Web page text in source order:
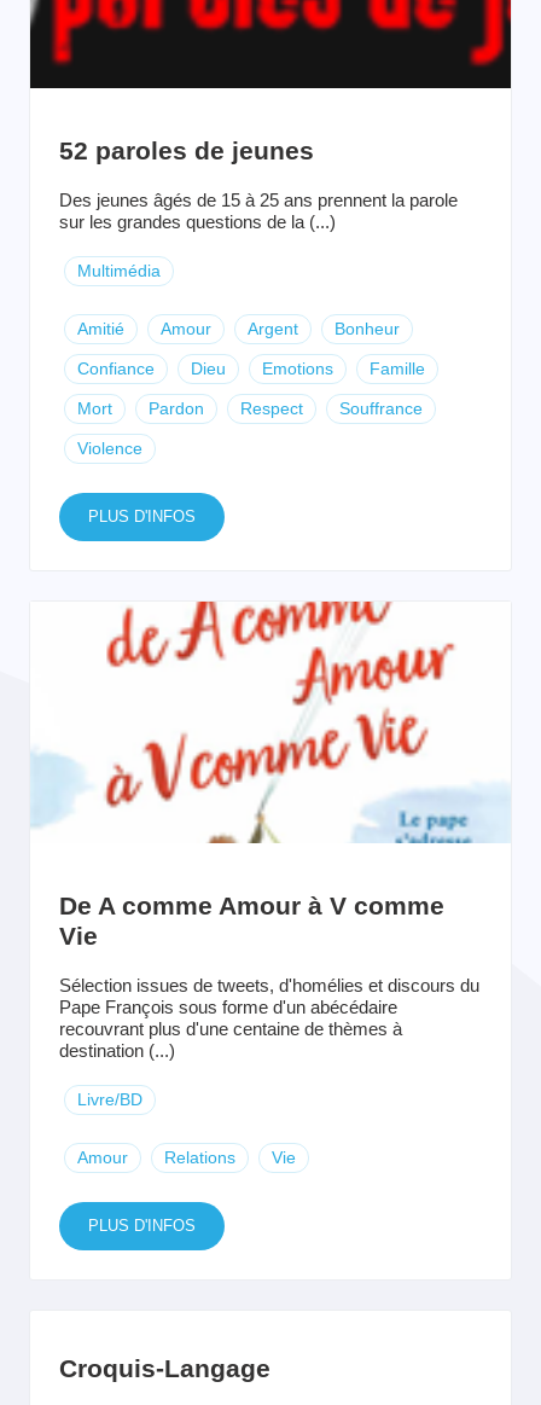
52 paroles de jeunes
Des jeunes âgés de 15 à 25 ans prennent la parole
sur les grandes questions de la (...)
Multimédia
Amitié Amour Argent Bonheur
Confiance Dieu Emotions Famille
Mort Pardon Respect Souffrance
Violence
PLUS D'INFOS
De A comme Amour à V comme
Vie
Sélection issues de tweets, d'homélies et discours du
Pape François sous forme d'un abécédaire
recouvrant plus d'une centaine de thèmes à
destination (...)
Livre/BD
Amour Relations Vie
PLUS D'INFOS
Croquis-Langage